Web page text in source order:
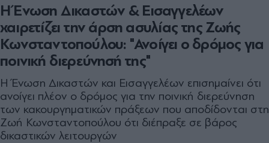
Η Ένωση Δικαστών & Εισαγγελέων
χαιρετίζει την άρση ασυλίας της Ζωής
Κωνσταντοπούλου: "Ανοίγει ο δρόμος για
ποινική διερεύνησή της"
Η Ένωση Δικαστών και Εισαγγελέων επισημαίνει ότι
ανοίγει πλέον ο δρόμος για την ποινική διερεύνηση
των κακουργηματικών πράξεων που αποδίδονται στη
Ζωή Κωνσταντοπούλου ότι διέπραξε σε βάρος
δικαστικών λειτουργών